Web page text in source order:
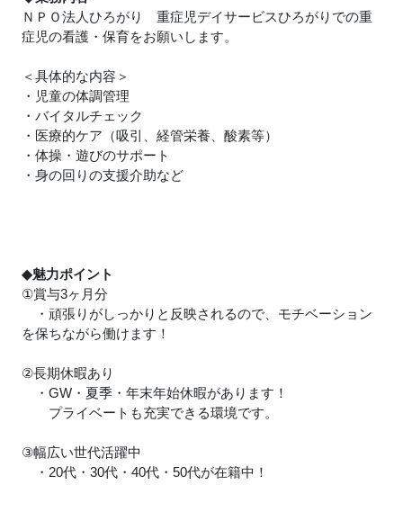
ＮＰＯ法人ひろがり 重症児デイサービスひろがりでの重
症児の看護・保育をお願いします。
＜具体的な内容＞
・児童の体調管理
・バイタルチェック
・医療的ケア（吸引、経管栄養、酸素等）
・体操・遊びのサポート
・身の回りの支援介助など
◆魅力ポイント
①賞与3ヶ月分
・頑張りがしっかりと反映されるので、モチベーション
を保ちながら働けます！
②長期休暇あり
・GW・夏季・年末年始休暇があります！
プライベートも充実できる環境です。
③幅広い世代活躍中
・20代・30代・40代・50代が在籍中！